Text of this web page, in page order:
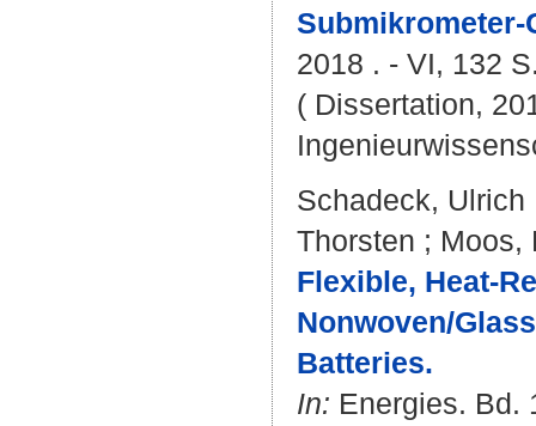
2018 . - VI, 132
( Dissertation,
Schadeck, Ulrich
Thorsten ; Moos,
Flexible, Heat-
Nonwoven/
Batteries.
In: Energies. Bd.